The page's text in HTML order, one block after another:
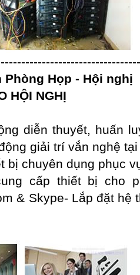
Phòng Họp - Hội nghị
HỘI NGHỊ
diễn thuyết, huấn
giải trí vắn nghệ
bị chuyên dụng phục
cấp thiết bị cho
& Skype- Lắp đặt hệ